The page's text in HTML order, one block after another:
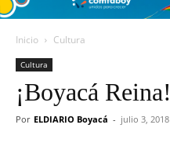
Inicio Cultura
Cultura
¡Boyacá Reina!
Por ELDIARIO Boyacá - julio 3, 2018